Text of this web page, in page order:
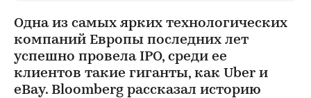
Одна из самых ярких технологических
компаний Европы последних лет
успешно провела IPO, среди ее
клиентов такие гиганты, как Uber и
eBay. Bloomberg рассказал историю